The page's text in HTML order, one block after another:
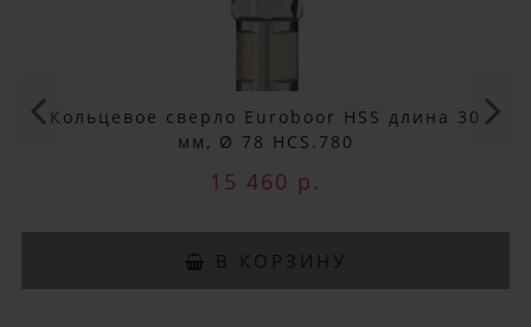
ДОБРО ПОЖАЛОВАТЬ!
Не упусти выгоду!
Специальные предложения!
Подпишись и получай бонусы.
способом, включая online оплату
Кольцевое сверло Euroboor HSS длина 30
мм, Ø 78 HCS.780
15 460 р.
В КОРЗИНУ